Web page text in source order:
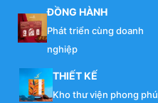
ĐỒNG HÀNH
Phát triển cùng doanh
nghiệp
THIẾT KẾ
Kho thư viện phong phú